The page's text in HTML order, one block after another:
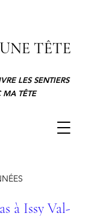
TÊTE
LES SENTIERS
MA TÊTE
à Issy Val-